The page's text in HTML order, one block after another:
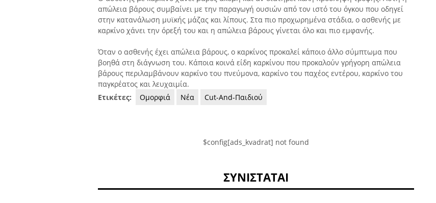
απώλεια βάρους συμβαίνει με την παραγωγή ουσιών από τον ιστό του όγκου που οδηγεί
στην κατανάλωση μυϊκής μάζας και λίπους. Στα πιο προχωρημένα στάδια, ο ασθενής με
καρκίνο χάνει την όρεξή του και η απώλεια βάρους γίνεται όλο και πιο εμφανής.
Όταν ο ασθενής έχει απώλεια βάρους, ο καρκίνος προκαλεί κάποιο άλλο σύμπτωμα που
βοηθά στη διάγνωση του. Κάποια κοινά είδη καρκίνου που προκαλούν γρήγορη απώλεια
βάρους περιλαμβάνουν καρκίνο του πνεύμονα, καρκίνο του παχέος εντέρου, καρκίνο του
παγκρέατος και λευχαιμία.
Ετικέτες:
Ομορφιά Νέα Cut-And-Παιδιού
$config[ads_kvadrat] not found
ΣΥΝΙΣΤΆΤΑΙ